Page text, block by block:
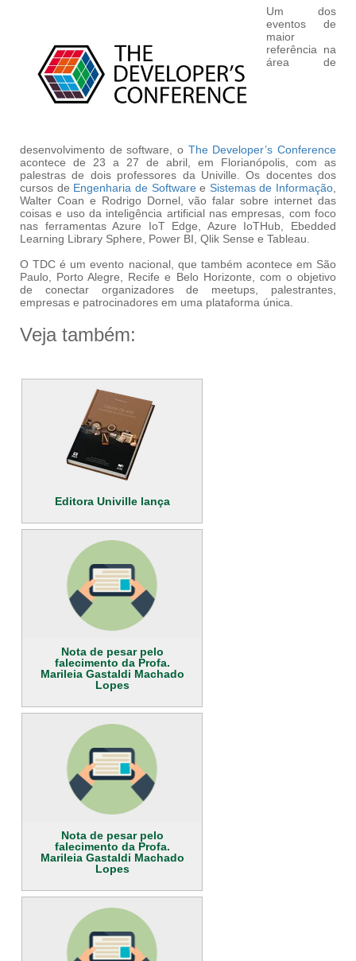
Um dos
eventos de
maior
referência na
área de
desenvolvimento de software, o The Developer’s Conference
acontece de 23 a 27 de abril, em Florianópolis, com as
palestras de dois professores da Univille. Os docentes dos
cursos de Engenharia de Softwaree Sistemas de Informação
Walter Coan e Rodrigo Dornel, vão falar sobre internet das
coisas e uso da inteligência artificial nas empresas, com foco
nas ferramentas Azure IoT Edge, Azure IoTHub, Ebedded
Learning Library Sphere, Power BI, Qlik Sense e Tableau.
O TDC é um evento nacional, que também acontece em São
Paulo, Porto Alegre, Recife e Belo Horizonte, com o objetivo
de conectar organizadores de meetups, palestrantes,
empresas e patrocinadores em uma plataforma única.
Veja também:
Editora Univille lança
Nota de pesar pelo
falecimento da Profa.
Marileia Gastaldi Machado
Lopes
Nota de pesar pelo
falecimento da Profa.
Marileia Gastaldi Machado
Lopes